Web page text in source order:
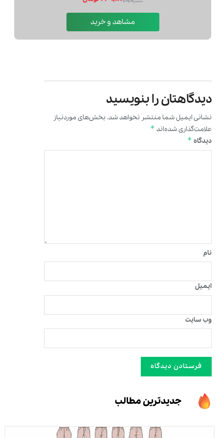
دیدگاهتان را بنویسید
نشانی ایمیل شما منتشر نخواهد شد. بخش‌های موردنیاز
علامت‌گذاری شده‌اند *
دیدگاه *
نام
ایمیل
وب‌ سایت
جدیدترین مطالب